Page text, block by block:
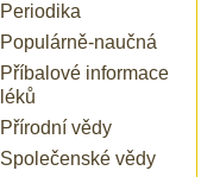
Periodika
Populárně-naučná
Příbalové informace
léků
Přírodní vědy
Společenské vědy